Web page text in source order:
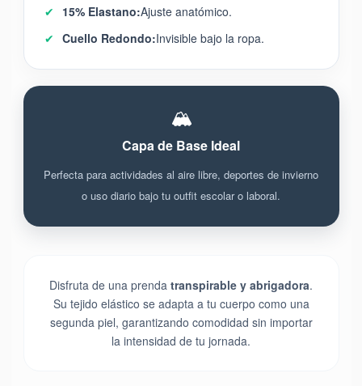
✔
15% Elastano:Ajuste anatómico.
✔ Cuello Redondo:Invisible bajo la ropa.
🏔️
Capa de Base Ideal
Perfecta para actividades al aire libre, deportes de invierno
o uso diario bajo tu outfit escolar o laboral.
Disfruta de una prenda transpirable y abrigadora.
Su tejido elástico se adapta a tu cuerpo como una
segunda piel, garantizando comodidad sin importar
la intensidad de tu jornada.